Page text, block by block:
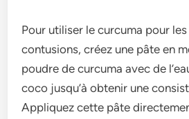
Pour utiliser le curcuma pour
contusions, créez une pâte en
poudre de curcuma avec de
coco jusqu’à obtenir une
Appliquez cette pâte